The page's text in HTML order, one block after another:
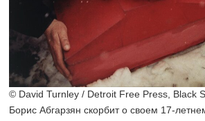
© David Turnley / Detroit Free Press, Black
Борис Абгарзян скорбит о своем 17-